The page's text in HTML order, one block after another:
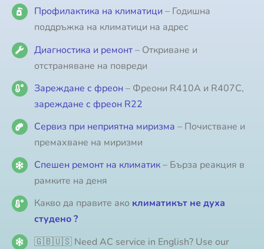
Профилактика на климатици – Годишна
поддръжка на климатици на адрес
Диагностика и ремонт– Откриване и
отстраняване на повреди
Зареждане с фреон – Фреони R410A и R407C,
зареждане с фреон R22
Сервиз при неприятна миризма – Почистване и
премахване на миризми
Спешен ремонт на климатик– Бърза реакция в
рамките на деня
Какво да правите ако климатикът не духа
студено ?
🇬🇧🇺🇸 Need AC service in English? Use our